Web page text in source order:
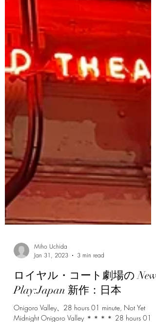
Miho Uchida
Jan 31, 2023
3 min read
ロイヤル・コート劇場の New